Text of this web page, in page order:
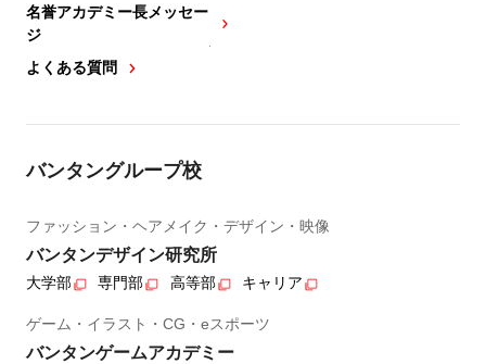
名誉アカデミー長メッセー
ジ
よくある質問
バンタングループ校
ファッション・ヘアメイク・デザイン・映像
バンタンデザイン研究所
大学部 専門部 高等部 キャリア
ゲーム・イラスト・CG・eスポーツ
バンタンゲームアカデミー